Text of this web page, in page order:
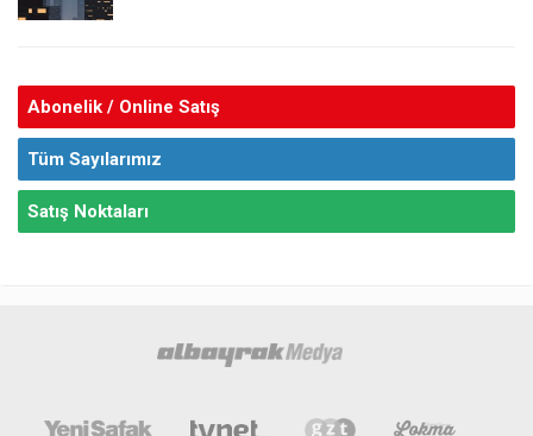
Abonelik / Online Satış
Tüm Sayılarımız
Satış Noktaları